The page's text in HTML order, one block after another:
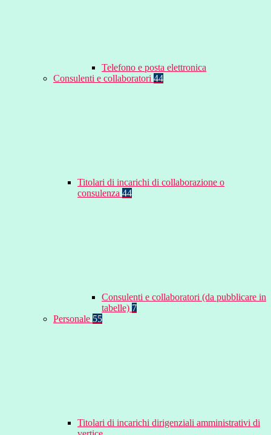
Telefono e posta elettronica
Consulenti e collaboratori 44
Titolari di incarichi di collaborazione o
consulenza 44
Consulenti e collaboratori (da pubblicare in
tabelle) 7
Personale 55
Titolari di incarichi dirigenziali amministrativi di